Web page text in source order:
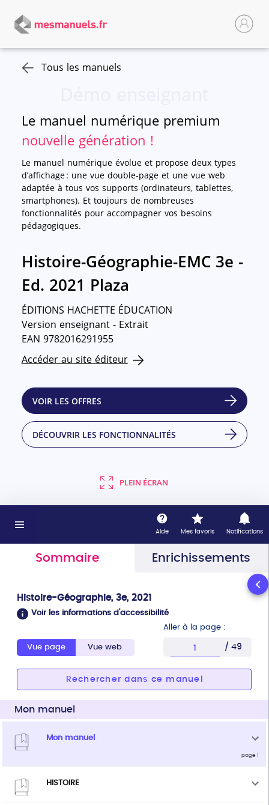
Tous les manuels
Le manuel numérique premium
nouvelle génération !
Le manuel numérique évolue et propose deux types
d’affichage : une vue double-page et une vue web
adaptée à tous vos supports (ordinateurs, tablettes,
smartphones). Et toujours de nombreuses
fonctionnalités pour accompagner vos besoins
pédagogiques.
Histoire-Géographie-EMC 3e -
Ed. 2021 Plaza
ÉDITIONS HACHETTE ÉDUCATION
Version enseignant - Extrait
EAN 9782016291955
Accéder au site éditeur
VOIR LES OFFRES
DÉCOUVRIR LES FONCTIONNALITÉS
PLEIN ÉCRAN